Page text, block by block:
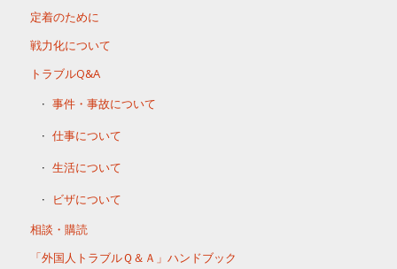
定着のために
戦力化について
トラブルQ&A
事件・事故について
仕事について
生活について
ビザについて
相談・購読
「外国人トラブルＱ＆Ａ」ハンドブック